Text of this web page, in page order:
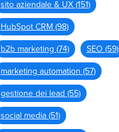
sito aziendale & UX (151)
HubSpot CRM (98)
b2b marketing (74) SEO (59)
marketing automation (57)
gestione dei lead (55)
social media (51)